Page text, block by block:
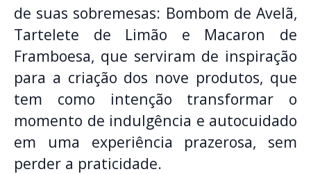
de suas sobremesas: Bombom de Avelã,
Tartelete de Limão e Macaron de
Framboesa, que serviram de inspiração
para a criação dos nove produtos, que
tem como intenção transformar o
momento de indulgência e autocuidado
em uma experiência prazerosa, sem
perder a praticidade.